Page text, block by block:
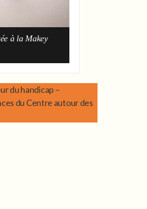
à la Makey
du handicap –
du Centre autour des